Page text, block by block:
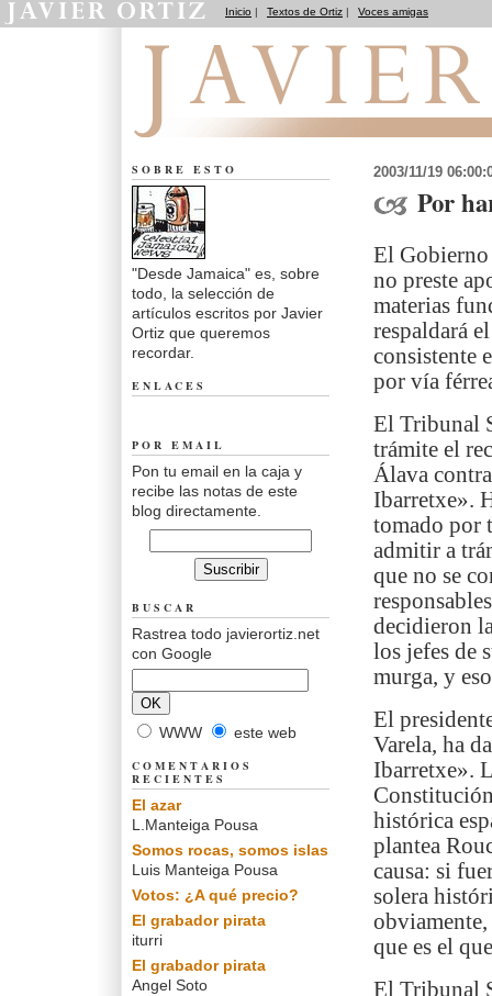
Inicio | Textos de Ortiz | Voces amigas
2003/11/19
Por
El Gobierno
no preste
materias
respaldará
consistente
por vía
El Tribunal
trámite el
Álava
Ibarretxe».
tomado por
admitir a
que no se
decidieron
los jefes de
murga, y
El
Varela, ha
Ibarretxe».
histórica
plantea
causa: si
solera
obviamente,
que es el
El Tribunal
SOBRE ESTO
"Desde Jamaica" es, sobre
todo, la selección de
artículos escritos por Javier
Ortiz que queremos
recordar.
ENLACES
POR EMAIL
Pon tu email en la caja y
recibe las notas de este
blog directamente.
BUSCAR
Rastrea todo javierortiz.net
con Google
WWW este web
COMENTARIOS
RECIENTES
El azar
L.Manteiga Pousa
Somos rocas, somos islas
Luis Manteiga Pousa
Votos: ¿A qué precio?
El grabador pirata
iturri
El grabador pirata
Angel Soto